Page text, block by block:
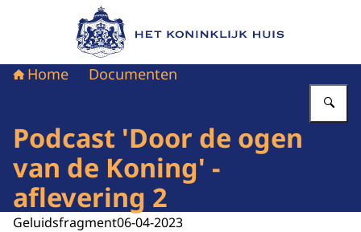
Naar de homepage van Het Koninklijk Huis
Home Documenten
Podcast 'Door de ogen
van de Koning' -
aflevering 2
Geluidsfragment06-04-2023